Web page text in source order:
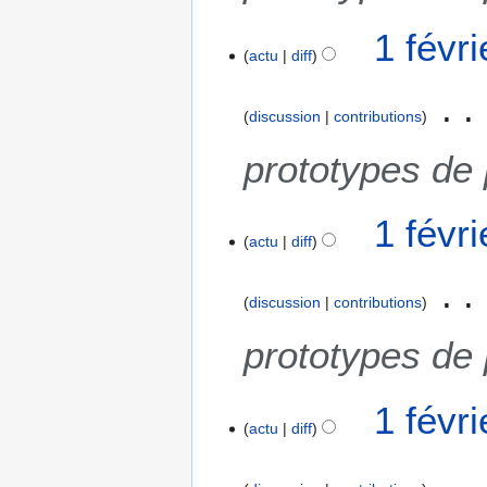
actu diff 1
discussion contributions
prototypes de
actu diff 1
discussion contributions
prototypes de
actu diff 1